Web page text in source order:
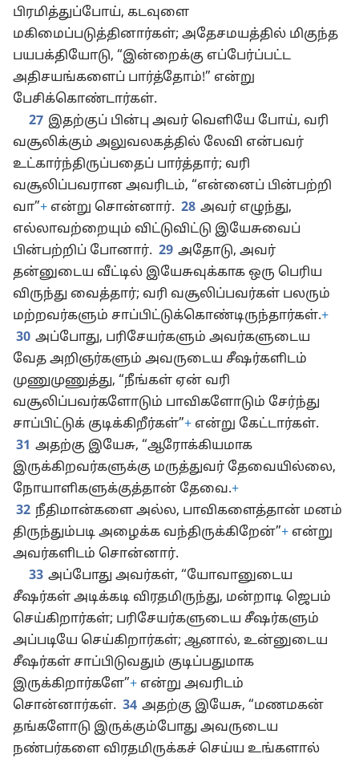
பிரமித்துப்போய், கடவுளை
மகிமைப்படுத்தினார்கள்; அதேசமயத்தில் மிகுந்த
பயபக்தியோடு, “இன்றைக்கு எப்பேர்ப்பட்ட
அதிசயங்களைப் பார்த்தோம்!” என்று
பேசிக்கொண்டார்கள்.
27 இதற்குப் பின்பு அவர் வெளியே போய், வரி
வசூலிக்கும் அலுவலகத்தில் லேவி என்பவர்
உட்கார்ந்திருப்பதைப் பார்த்தார்; வரி
வசூலிப்பவரான அவரிடம், “என்னைப் பின்பற்றி
வா”+ என்று சொன்னார். 28 அவர் எழுந்து,
எல்லாவற்றையும் விட்டுவிட்டு இயேசுவைப்
பின்பற்றிப் போனார். 29 அதோடு, அவர்
தன்னுடைய வீட்டில் இயேசுவுக்காக ஒரு பெரிய
விருந்து வைத்தார்; வரி வசூலிப்பவர்கள் பலரும்
மற்றவர்களும் சாப்பிட்டுக்கொண்டிருந்தார்கள்.+
30 அப்போது, பரிசேயர்களும் அவர்களுடைய
வேத அறிஞர்களும் அவருடைய சீஷர்களிடம்
முணுமுணுத்து, “நீங்கள் ஏன் வரி
வசூலிப்பவர்களோடும் பாவிகளோடும் சேர்ந்து
சாப்பிட்டுக் குடிக்கிறீர்கள்”+ என்று கேட்டார்கள்.
31 அதற்கு இயேசு, “ஆரோக்கியமாக
இருக்கிறவர்களுக்கு மருத்துவர் தேவையில்லை,
நோயாளிகளுக்குத்தான் தேவை.+
32 நீதிமான்களை அல்ல, பாவிகளைத்தான் மனம்
திருந்தும்படி அழைக்க வந்திருக்கிறேன்”+ என்று
அவர்களிடம் சொன்னார்.
33 அப்போது அவர்கள், “யோவானுடைய
சீஷர்கள் அடிக்கடி விரதமிருந்து, மன்றாடி ஜெபம்
செய்கிறார்கள்; பரிசேயர்களுடைய சீஷர்களும்
அப்படியே செய்கிறார்கள்; ஆனால், உன்னுடைய
சீஷர்கள் சாப்பிடுவதும் குடிப்பதுமாக
இருக்கிறார்களே”+ என்று அவரிடம்
சொன்னார்கள். 34 அதற்கு இயேசு, “மணமகன்
தங்களோடு இருக்கும்போது அவருடைய
நண்பர்களை விரதமிருக்கச் செய்ய உங்களால்